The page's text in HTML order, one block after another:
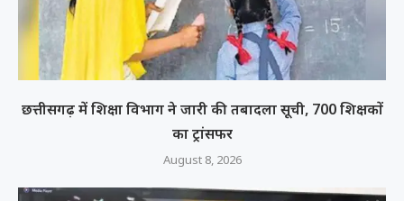
छत्तीसगढ़ में शिक्षा विभाग ने जारी की तबादला सूची, 700 शिक्षकों
का ट्रांसफर
August 8, 2026